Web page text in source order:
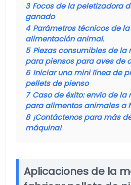
3 Focos de la peletizadora
ganado
4 Parámetros técnicos de
alimentación animal.
5 Piezas consumibles de
para piensos para aves de
6 Iniciar una mini línea de
pellets de pienso
7 Caso de éxito: envío de
para alimentos animales a
8 ¡Contáctenos para más
máquina!
Aplicaciones de la